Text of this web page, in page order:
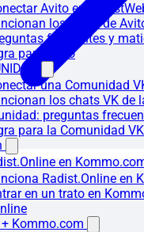
Avito en
los chats de
frecuentes y
para Avito
una Comunidad
los chats VK de
preguntas
para la Comunidad VK
en
Radist.Online en
en un trato en
Kommo.com